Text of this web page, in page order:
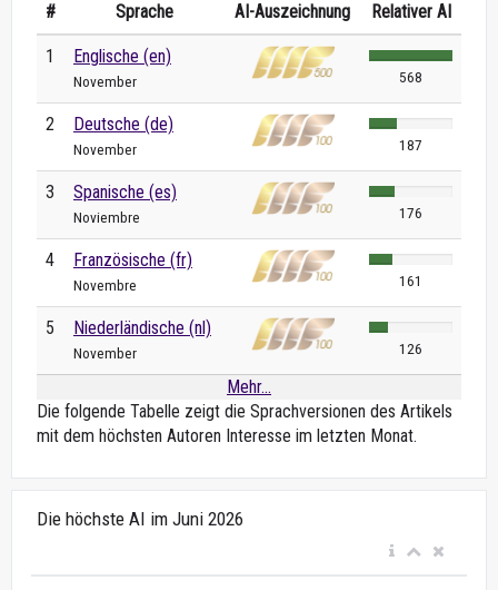
#
Sprache AI-Auszeichnung Relativer AI
1 Englische (en)
November 568
2 Deutsche (de)
November 187
3 Spanische (es)
Noviembre 176
4 Französische (fr)
Novembre 161
5 Niederländische (nl)
November 126
Mehr...
Die folgende Tabelle zeigt die Sprachversionen des Artikels
mit dem höchsten Autoren Interesse im letzten Monat.
Die höchste AI im Juni 2026